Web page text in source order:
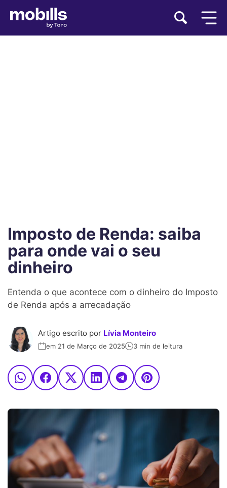
Imposto de Renda: saiba
para onde vai o seu
dinheiro
Entenda o que acontece com o dinheiro do Imposto
de Renda após a arrecadação
Artigo escrito por Lívia Monteiro
em 21 de Março de 2025 3 min de leitura